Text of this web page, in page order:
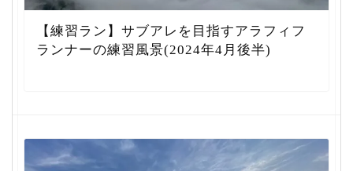
【練習ラン】サブアレを目指すアラフィフ
ランナーの練習風景(2024年4月後半)